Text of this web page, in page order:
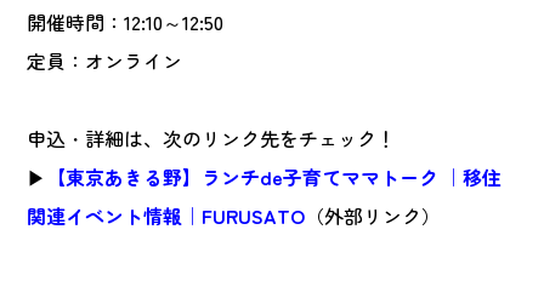
開催時間：12:10～12:50
定員：オンライン
申込・詳細は、次のリンク先をチェック！
▶ 【東京あきる野】ランチde子育てママトーク ｜移住
関連イベント情報｜FURUSATO （外部リンク）